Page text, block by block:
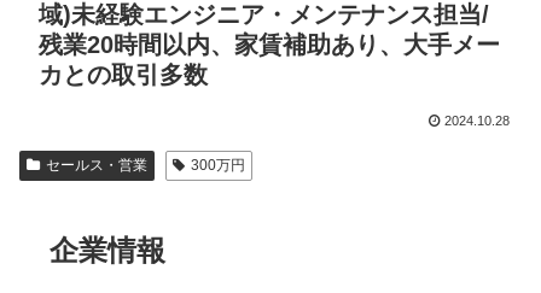
域)未経験エンジニア・メンテナンス担当/
残業20時間以内、家賃補助あり、大手メー
カとの取引多数
2024.10.28
セールス・営業 300万円
企業情報